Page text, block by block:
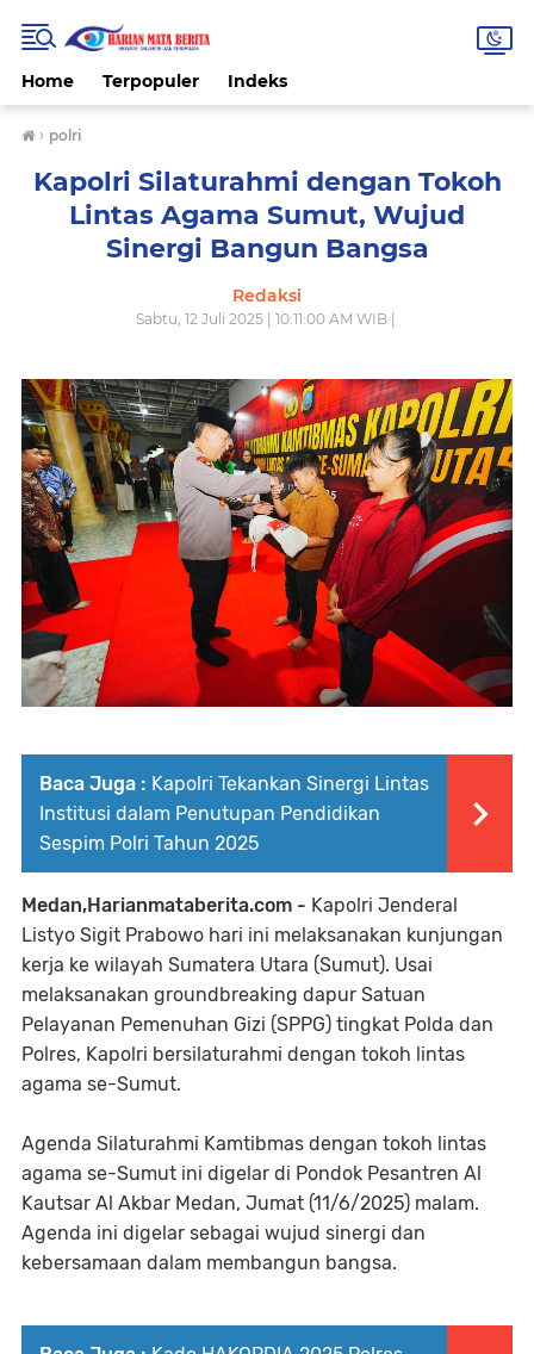
Home Terpopuler Indeks
› polri
Kapolri Silaturahmi dengan Tokoh
Lintas Agama Sumut, Wujud
Sinergi Bangun Bangsa
Redaksi
Sabtu, 12 Juli 2025 | 10:11:00 AM WIB |
Baca Juga : Kapolri Tekankan Sinergi Lintas
Institusi dalam Penutupan Pendidikan
Sespim Polri Tahun 2025
Medan,Harianmataberita.com - Kapolri Jenderal
Listyo Sigit Prabowo hari ini melaksanakan kunjungan
kerja ke wilayah Sumatera Utara (Sumut). Usai
melaksanakan groundbreaking dapur Satuan
Pelayanan Pemenuhan Gizi (SPPG) tingkat Polda dan
Polres, Kapolri bersilaturahmi dengan tokoh lintas
agama se-Sumut.
Agenda Silaturahmi Kamtibmas dengan tokoh lintas
agama se-Sumut ini digelar di Pondok Pesantren Al
Kautsar Al Akbar Medan, Jumat (11/6/2025) malam.
Agenda ini digelar sebagai wujud sinergi dan
kebersamaan dalam membangun bangsa.